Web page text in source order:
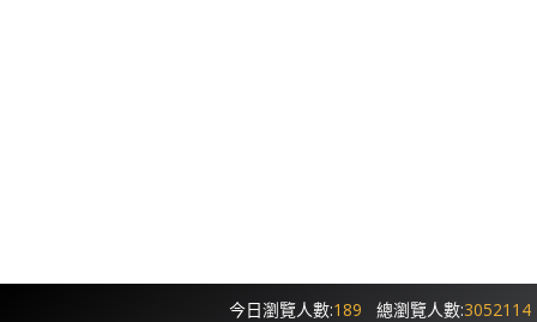
今日瀏覽人數:189 總瀏覽人數:3052114